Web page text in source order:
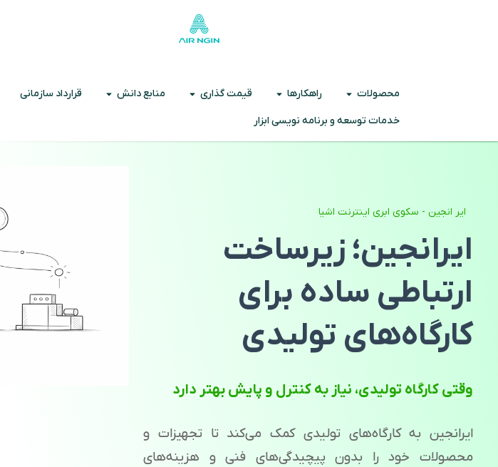
محصولات راهکارها قیمت گذاری منابع دانش
قرارداد سازمانی
خدمات توسعه و برنامه نویسی ابزار
ایر انجین - سکوی ابری اینترنت اشیا
ایرانجین؛ زیرساخت
ارتباطی ساده برای
کارگاه‌های تولیدی
وقتی کارگاه تولیدی، نیاز به کنترل و پایش بهتر دارد
ایرانجین به کارگاه‌های تولیدی کمک می‌کند تا تجهیزات و
محصولات خود را بدون پیچیدگی‌های فنی و هزینه‌های